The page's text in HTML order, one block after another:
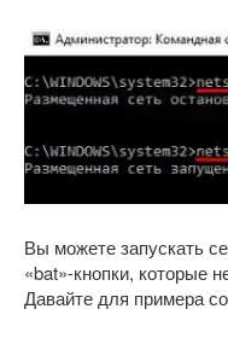
Вы можете запускать
«bat»-кнопки, которые
Давайте для примера